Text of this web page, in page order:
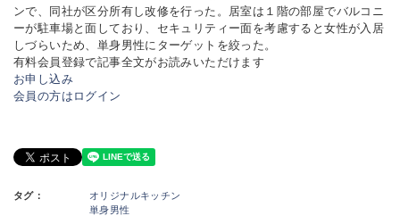
ンで、同社が区分所有し改修を行った。居室は１階の部屋でバルコニ
ーが駐車場と面しており、セキュリティー面を考慮すると女性が入居
しづらいため、単身男性にターゲットを絞った。
有料会員登録で記事全文がお読みいただけます
お申し込み
会員の方はログイン
タグ：
オリジナルキッチン
単身男性